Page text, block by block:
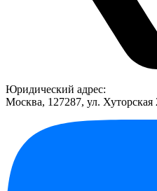
Юридический адрес:
Москва, 127287, ул. Хуторская